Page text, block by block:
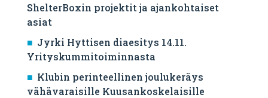
ShelterBoxin projektit ja ajankohtaiset
asiat
Jyrki Hyttisen diaesitys 14.11.
Yrityskummitoiminnasta
Klubin perinteellinen joulukeräys
vähävaraisille Kuusankoskelaisille